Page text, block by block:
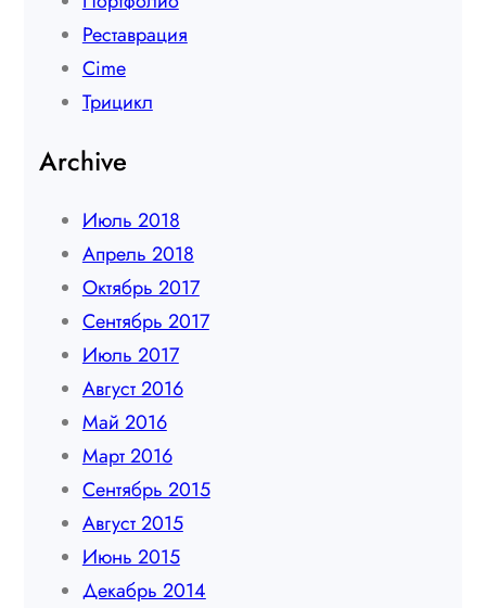
Реставрация
Сime
Трицикл
Archive
Июль 2018
Апрель 2018
Октябрь 2017
Сентябрь 2017
Июль 2017
Август 2016
Май 2016
Март 2016
Сентябрь 2015
Август 2015
Июнь 2015
Декабрь 2014